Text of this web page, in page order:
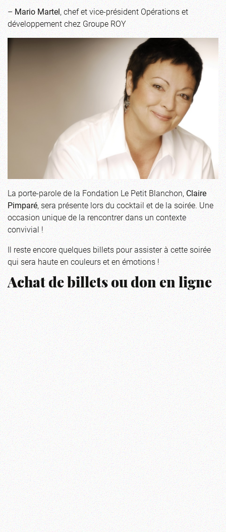
–Mario Martel, chef et vice-président Opérations et
développement chez Groupe ROY
La porte-parole de la Fondation Le Petit Blanchon,Claire
Pimparé, sera présente lors du cocktail et de la soirée. Une
occasion unique de la rencontrer dans un contexte
convivial !
Il reste encore quelques billets pour assister à cette soirée
qui sera haute en couleurs et en émotions !
Achat de billets ou don en ligne